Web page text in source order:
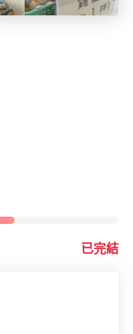
已完結